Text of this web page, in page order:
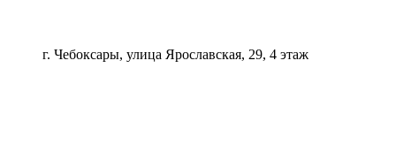
г. Чебоксары, улица Ярославская, 29, 4 этаж